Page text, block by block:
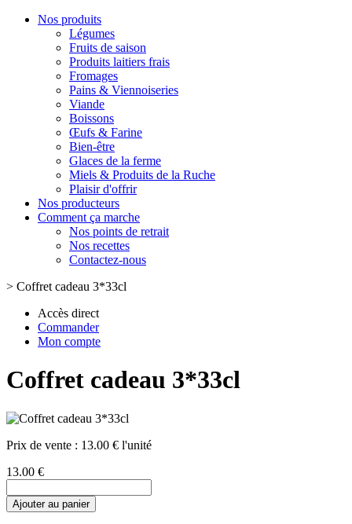
Nos produits
Légumes
Fruits de saison
Produits laitiers frais
Fromages
Pains & Viennoiseries
Viande
Boissons
Œufs & Farine
Bien-être
Glaces de la ferme
Miels & Produits de la Ruche
Plaisir d'offrir
Nos producteurs
Comment ça marche
Nos points de retrait
Nos recettes
Contactez-nous
> Coffret cadeau 3*33cl
Accès direct
Commander
Mon compte
Coffret cadeau 3*33cl
Prix de vente : 13.00 € l'unité
13.00 €
Ajouter au panier